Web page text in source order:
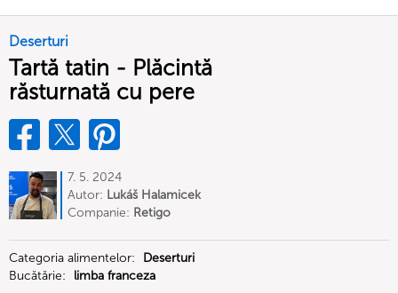
Deserturi
Tartă tatin - Plăcintă
răsturnată cu pere
7. 5. 2024
Autor: Lukáš Halamicek
Companie: Retigo
Categoria alimentelor:
Deserturi
Bucătărie:
limba franceza